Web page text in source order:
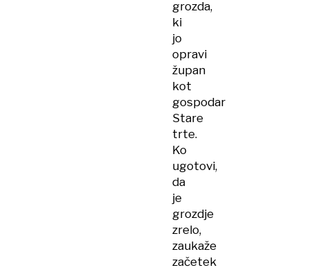
grozda,
ki
jo
opravi
župan
kot
gospodar
Stare
trte.
Ko
ugotovi,
da
je
grozdje
zrelo,
zaukaže
začetek